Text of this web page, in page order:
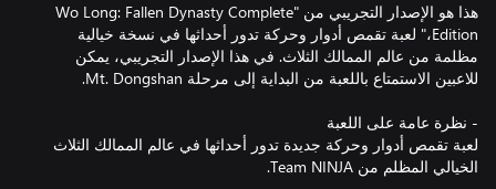
هذا هو الإصدار التجريبي من "Wo Long: Fallen Dynasty Complete
Edition،" لعبة تقمص أدوار وحركة تدور أحداثها في نسخة خيالية
مظلمة من عالم الممالك الثلاث. في هذا الإصدار التجريبي، يمكن
لعبة تقمص أدوار وحركة جديدة تدور أحداثها في عالم الممالك الثلاث